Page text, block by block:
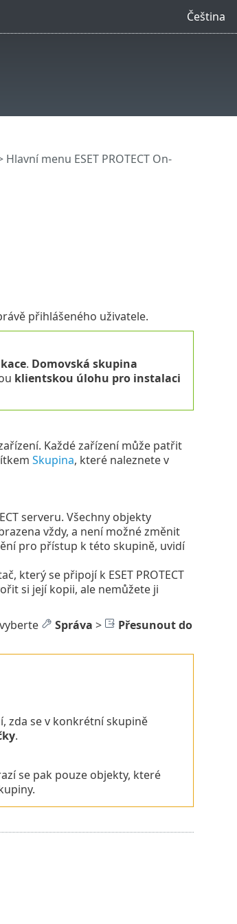
Čeština
Hlavní menu ESET PROTECT On-
přihlášeného uživatele.
. Domovská skupina
klientskou úlohu pro instalaci
Každé zařízení může patřit
Skupina, které naleznete v
serveru. Všechny objekty
vždy, a není možné změnit
pro přístup k této skupině, uvidí
který se připojí k ESET PROTECT
si její kopii, ale nemůžete ji
Správa >
Přesunout do
zda se v konkrétní skupině
.
se pak pouze objekty, které